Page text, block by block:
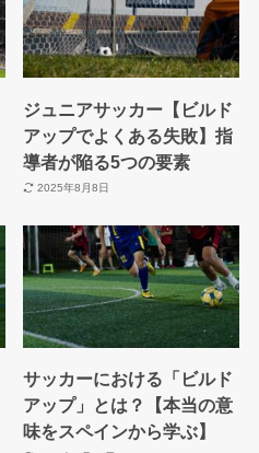
ジュニアサッカー【ビルド
アップでよくある失敗】指
導者が陥る5つの要素
2025年8月8日
サッカーにおける「ビルド
アップ」とは？【本当の意
味をスペインから学ぶ】